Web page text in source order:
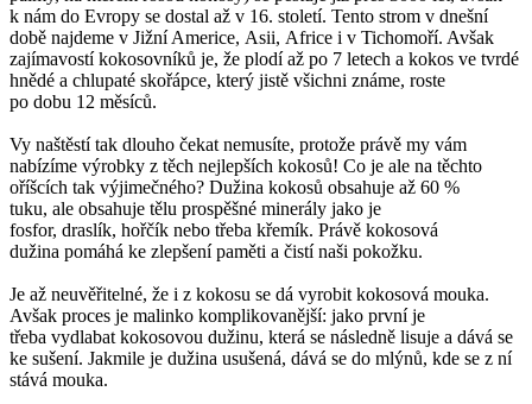
k nám do Evropy se dostal až v 16. století. Tento strom v dnešní
době najdeme v Jižní Americe, Asii, Africe i v Tichomoří. Avšak
zajímavostí kokosovníků je, že plodí až po 7 letech a kokos ve tvrdé
hnědé a chlupaté skořápce, který jistě všichni známe, roste
po dobu 12 měsíců.
Vy naštěstí tak dlouho čekat nemusíte, protože právě my vám
nabízíme výrobky z těch nejlepších kokosů! Co je ale na těchto
oříšcích tak výjimečného? Dužina kokosů obsahuje až 60 %
tuku, ale obsahuje tělu prospěšné minerály jako je
fosfor, draslík, hořčík nebo třeba křemík. Právě kokosová
dužina pomáhá ke zlepšení paměti a čistí naši pokožku.
Je až neuvěřitelné, že i z kokosu se dá vyrobit kokosová mouka.
Avšak proces je malinko komplikovanější: jako první je
třeba vydlabat kokosovou dužinu, která se následně lisuje a dává se
ke sušení. Jakmile je dužina usušená, dává se do mlýnů, kde se z ní
stává mouka.